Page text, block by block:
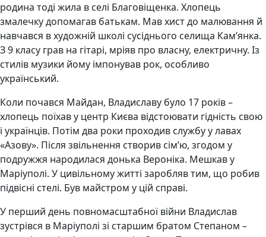
родина тоді жила в селі Благовіщенка. Хлопець
змалечку допомагав батькам. Мав хист до малювання й
навчався в художній школі сусіднього селища Кам’янка.
З 9 класу грав на гітарі, мріяв про власну, електричну. Із
стилів музики йому імпонував рок, особливо
український.
Коли почався Майдан, Владиславу було 17 років –
хлопець поїхав у центр Києва відстоювати гідність свою
і українців. Потім два роки проходив службу у лавах
«Азову». Після звільнення створив сімʼю, згодом у
подружжя народилася донька Вероніка. Мешкав у
Маріуполі. У цивільному житті заробляв тим, що робив
підвісні стелі. Був майстром у цій справі.
У перший день повномасштабної війни Владислав
зустрівся в Маріуполі зі старшим братом Степаном –